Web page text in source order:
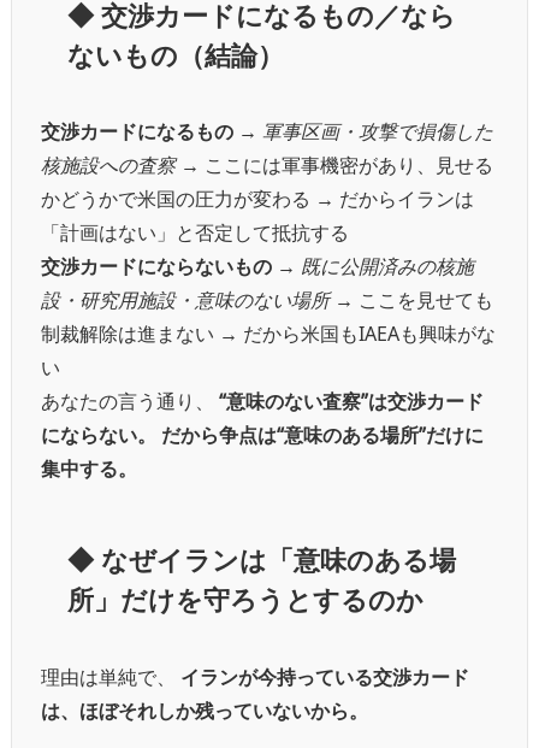
◆ 交渉カードになるもの／なら
ないもの（結論）
交渉カードになるもの → 軍事区画・攻撃で損傷した
核施設への査察→ ここには軍事機密があり、見せる
かどうかで米国の圧力が変わる → だからイランは
「計画はない」と否定して抵抗する
交渉カードにならないもの → 既に公開済みの核施
設・研究用施設・意味のない場所→ ここを見せても
制裁解除は進まない → だから米国もIAEAも興味がな
い
あなたの言う通り、 “意味のない査察”は交渉カード
にならない。
だから争点は“意味のある場所”だけに
集中する。
◆ なぜイランは「意味のある場
所」だけを守ろうとするのか
理由は単純で、 イランが今持っている交渉カード
は、ほぼそれしか残っていないから。